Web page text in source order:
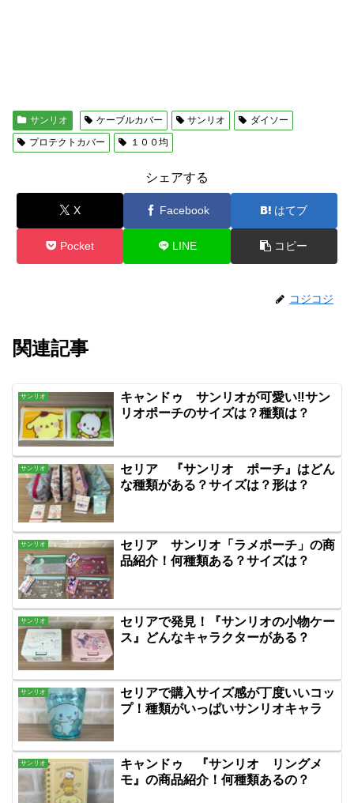
サンリオ ケーブルカバー サンリオ
ダイソー
プロテクトカバー
１００均
シェアする
X Facebook はてブ
Pocket LINE コピー
コジコジ
関連記事
サンリオ
キャンドゥ サンリオが可愛い‼サン
リオポーチのサイズは？種類は？
サンリオ
セリア 『サンリオ ポーチ』はどん
な種類がある？サイズは？形は？
サンリオ
セリア サンリオ「ラメポーチ」の商
品紹介！何種類ある？サイズは？
サンリオ
セリアで発見！『サンリオの小物ケー
ス』どんなキャラクターがある？
サンリオ
セリアで購入サイズ感が丁度いいコッ
プ！種類がいっぱいサンリオキャラ
サンリオ
キャンドゥ 『サンリオ リングメ
モ』の商品紹介！何種類あるの？